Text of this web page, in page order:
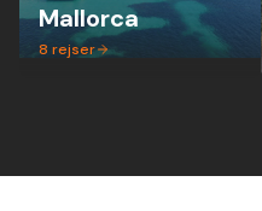
Mallorca
8 rejser